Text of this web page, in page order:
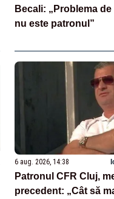
Becali: „Problema de
nu este patronul”
6 aug. 2026, 14:38
Patronul CFR Cluj,
precedent: „Cât să